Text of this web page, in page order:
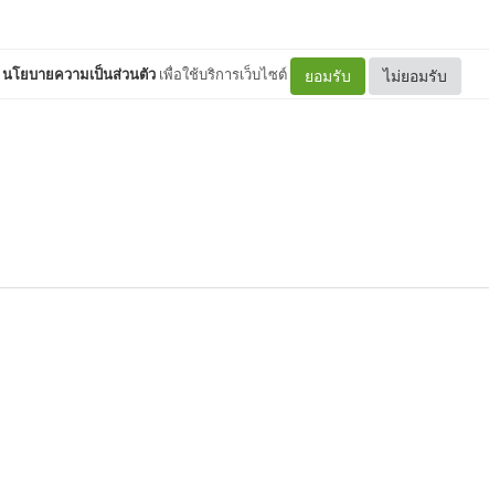
นโยบายความเป็นส่วนตัว เพื่อใช้บริการเว็บไซต์ ยอมรับ ไม่ยอมรับ